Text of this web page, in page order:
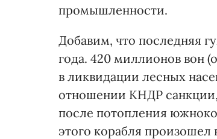
промышленности.
Добавим, что последняя
года. 420 миллионов вон
в ликвидации лесных
отношении КНДР
после потопления
этого корабля произошел